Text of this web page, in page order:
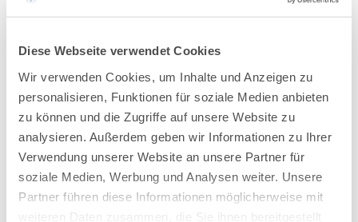
Diese Webseite verwendet Cookies
Wir verwenden Cookies, um Inhalte und Anzeigen zu
personalisieren, Funktionen für soziale Medien anbieten
zu können und die Zugriffe auf unsere Website zu
analysieren. Außerdem geben wir Informationen zu Ihrer
Verwendung unserer Website an unsere Partner für
soziale Medien, Werbung und Analysen weiter. Unsere
Partner führen diese Informationen möglicherweise mit
Carl-Oelemann-Schule (COS). „In unseren ambulant
Qualifizierungslehrgang „Neurologie
und Psychiatrie“